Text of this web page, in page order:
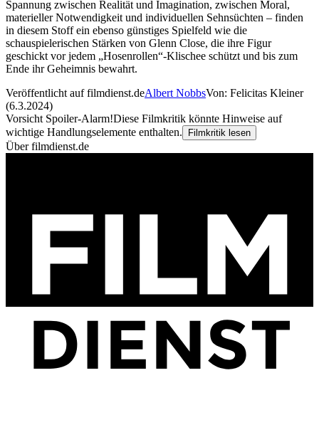
Spannung zwischen Realität und Imagination, zwischen Moral,
materieller Notwendigkeit und individuellen Sehnsüchten – finden
in diesem Stoff ein ebenso günstiges Spielfeld wie die
schauspielerischen Stärken von Glenn Close, die ihre Figur
geschickt vor jedem „Hosenrollen“-Klischee schützt und bis zum
Ende ihr Geheimnis bewahrt.
Veröffentlicht auf filmdienst.deAlbert NobbsVon: Felicitas Kleiner
(6.3.2024)
Vorsicht Spoiler-Alarm!Diese Filmkritik könnte Hinweise auf
wichtige Handlungselemente enthalten.
Filmkritik lesen
Über filmdienst.de